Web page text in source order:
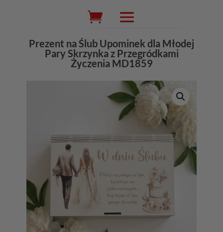
Wyszukiwarka
produktów
Prezent na Ślub Upominek dla Młodej
Pary Skrzynka z Przegródkami
Życzenia MD1859